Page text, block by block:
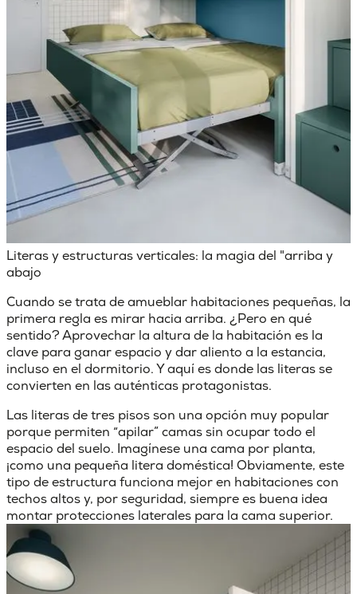
Literas y estructuras verticales: la magia del "arriba y
abajo
Cuando se trata deamueblar habitaciones pequeñas, la
primera regla es mirar hacia arriba. ¿Pero en qué
sentido? Aprovechar la altura de la habitación es la
clave para ganar espacio y dar aliento a la estancia,
incluso en el dormitorio. Y aquí es donde las literas se
convierten en las auténticas protagonistas.
Las literas de tres pisosson una opción muy popular
porque permiten “apilar” camas sin ocupar todo el
espacio del suelo. Imagínese una cama por planta,
¡como una pequeña litera doméstica! Obviamente, este
tipo de estructura funciona mejor en habitaciones con
techos altos y, por seguridad, siempre es buena idea
montar protecciones laterales para la cama superior.